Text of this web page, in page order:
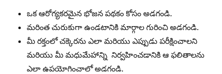
ఒక ఆరోగ్యకరమైన భోజన పథకం కోసం అడగండి.
మరింత చురుకుగా ఉండటానికి మార్గాల గురించి అడగండి.
మీ రక్తంలో చక్కెరను ఎలా మరియు ఎప్పుడు పరీక్షించాలని
మరియు మీ మధుమేహాన్ని నిర్వహించడానికి ఆ ఫలితాలను
ఎలా ఉపయోగించాలో అడగండి.